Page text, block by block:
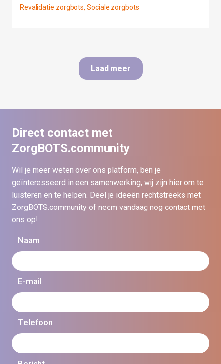
Revalidatie zorgbots, Sociale zorgbots
Laad meer
Direct contact met
ZorgBOTS.community
Wil je meer weten over ons platform, ben je
geïnteresseerd in een samenwerking, wij zijn hier om te
luisteren en te helpen. Deel je ideeën rechtstreeks met
ZorgBOTS.community of neem vandaag nog contact met
ons op!
Naam
E-mail
Telefoon